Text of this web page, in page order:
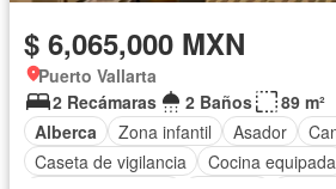
$ 6,065,000 MXN
Puerto Vallarta
2 Recámaras
2 Baños
89 m²
Alberca
Zona infantil Asador
Caseta de vigilancia
Cocina equipada